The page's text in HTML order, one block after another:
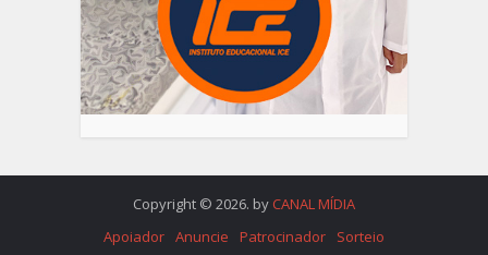
Copyright © 2026. by CANAL MÍDIA
Apoiador Anuncie Patrocinador Sorteio